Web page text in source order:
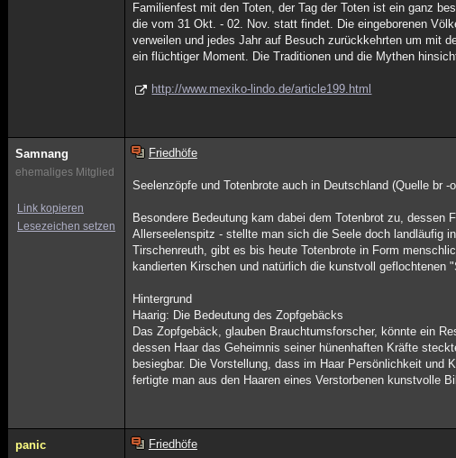
Familienfest mit den Toten, der Tag der Toten ist ein ganz
die vom 31 Okt. - 02. Nov. statt findet. Die eingeborenen
verweilen und jedes Jahr auf Besuch zurückkehrten um mit
ein flüchtiger Moment. Die Traditionen und die Mythen
http://www.mexiko-lindo.de/article199.html
Samnang
ehemaliges Mitglied
Link kopieren
Lesezeichen setzen
Friedhöfe
Seelenzöpfe und Totenbrote auch in Deutschland (Quelle br -
Besondere Bedeutung kam dabei dem Totenbrot zu,
Allerseelenspitz - stellte man sich die Seele doch landläufig
Tirschenreuth, gibt es bis heute Totenbrote in Form
kandierten Kirschen und natürlich die kunstvoll geflochtenen
Hintergrund
Haarig: Die Bedeutung des Zopfgebäcks
Das Zopfgebäck, glauben Brauchtumsforscher, könnte ein
dessen Haar das Geheimnis seiner hünenhaften Kräfte
besiegbar. Die Vorstellung, dass im Haar Persönlichkeit
fertigte man aus den Haaren eines Verstorbenen kunstvolle
panic Friedhöfe